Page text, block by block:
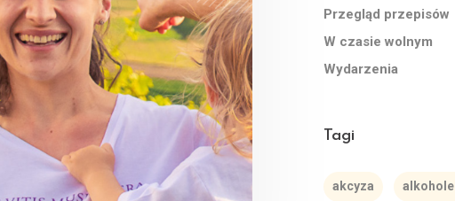
Przegląd przepisów
W czasie wolnym
Wydarzenia
Tagi
akcyza